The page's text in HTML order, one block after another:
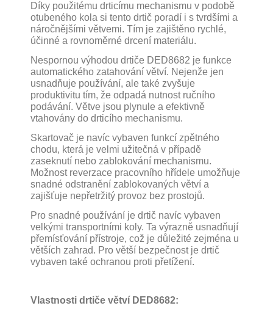
Díky použitému drticímu mechanismu v podobě
otubeného kola si tento drtič poradí i s tvrdšími a
náročnějšími větvemi. Tím je zajištěno rychlé,
účinné a rovnoměrné drcení materiálu.
Nespornou výhodou drtiče DED8682 je funkce
automatického zatahování větví. Nejenže jen
usnadňuje používání, ale také zvyšuje
produktivitu tím, že odpadá nutnost ručního
podávání. Větve jsou plynule a efektivně
vtahovány do drticího mechanismu.
Skartovač je navíc vybaven funkcí zpětného
chodu, která je velmi užitečná v případě
zaseknutí nebo zablokování mechanismu.
Možnost reverzace pracovního hřídele umožňuje
snadné odstranění zablokovaných větví a
zajišťuje nepřetržitý provoz bez prostojů.
Pro snadné používání je drtič navíc vybaven
velkými transportními koly. Ta výrazně usnadňují
přemísťování přístroje, což je důležité zejména u
větších zahrad. Pro větší bezpečnost je drtič
vybaven také ochranou proti přetížení.
Vlastnosti drtiče větví DED8682: